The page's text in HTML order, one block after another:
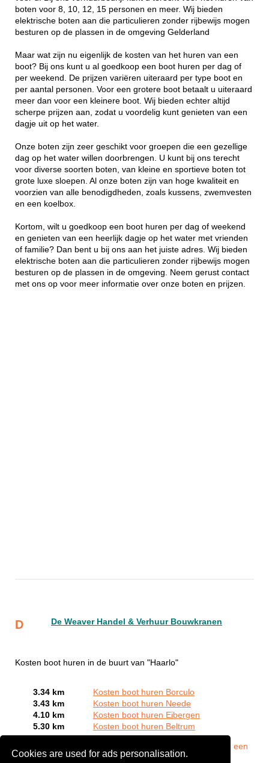
Cookies are used for ads personalisation.
boten voor 8, 10, 12, 15 personen en meer. Wij bieden
elektrische boten aan die particulieren zonder rijbewijs mogen
besturen op de plassen in de omgeving Gelderland
Maar wat zijn nu eigenlijk de kosten van het huren van een
boot? Bij ons kunt u al goedkoop een boot huren per dag of
per weekend. De prijzen variëren uiteraard per type boot en
per aantal personen. Voor een grotere boot betaalt u uiteraard
meer dan voor een kleinere boot. Wij bieden echter altijd
scherpe prijzen aan, zodat u voordelig kunt genieten van een
dagje uit op het water.
Onze boten zijn zeer geschikt voor groepen die een gezellige
dag op het water willen doorbrengen. U kunt bij ons terecht
voor diverse soorten boten, van kleine en sportieve boten tot
grote luxe sloepen. Al onze boten zijn van hoge kwaliteit en
voorzien van alle benodigdheden, zoals kussens, zwemvesten
en een koelbox.
Kortom, wilt u goedkoop een boot huren per dag of weekend
en genieten van een heerlijk dagje op het water met vrienden
of familie? Dan bent u bij ons aan het juiste adres. Wij bieden
elektrische boten aan die particulieren zonder rijbewijs mogen
besturen op de plassen in de omgeving. Neem gerust contact
met ons op voor meer informatie over onze boten en prijzen.
D De Weaver Handel & Verhuur Bouwkranen
Kosten boot huren in de buurt van "Haarlo"
3.34 km
Kosten boot huren Borculo
3.43 km
Kosten boot huren Neede
4.10 km
Kosten boot huren Eibergen
5.30 km
Kosten boot huren Beltrum
Meld een
bedrijf gratis aan